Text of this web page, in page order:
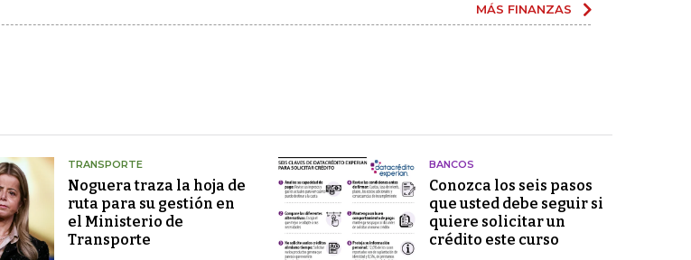
MÁS FINANZAS
TRANSPORTE
Noguera traza la hoja de
ruta para su gestión en
el Ministerio de
Transporte
BANCOS
Conozca los seis pasos
que usted debe seguir si
quiere solicitar un
crédito este curso